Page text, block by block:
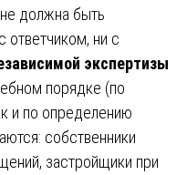
должна быть
ответчиком, ни с
экспертизы
порядке (по
и по определению
собственники
застройщики при